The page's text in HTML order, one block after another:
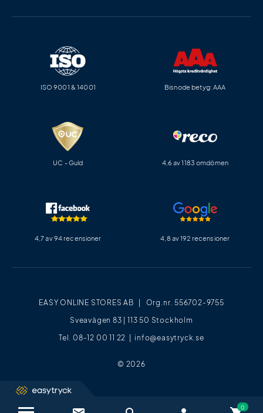
EASY ONLINE STORES AB | Org.nr. 556702-9755
Sveavägen 83 | 113 50 Stockholm
Tel. 08-12 00 11 22 | info@easytryck.se
© 2026
ISO 9001 & 14001 Bisnode betyg: AAA
UC - Guld 4,6 av 1183 omdömen
4,7 av 94 recensioner 4,8 av 192 recensioner